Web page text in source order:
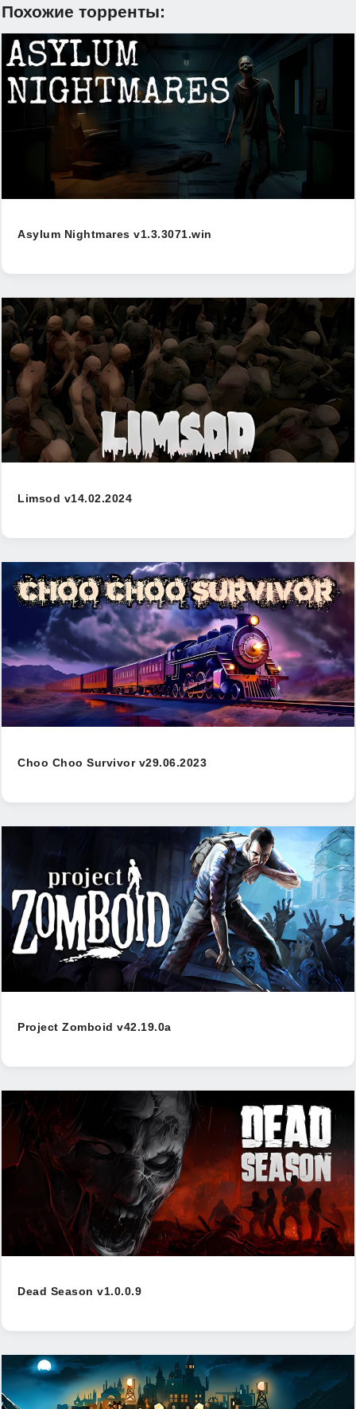
Похожие торренты:
Asylum Nightmares v1.3.3071.win
Limsod v14.02.2024
Choo Choo Survivor v29.06.2023
Project Zomboid v42.19.0a
Dead Season v1.0.0.9